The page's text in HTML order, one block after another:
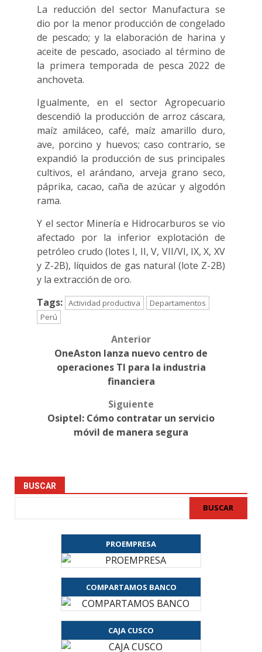
La reducción del sector Manufactura se
dio por la menor producción de congelado
de pescado; y la elaboración de harina y
aceite de pescado, asociado al término de
la primera temporada de pesca 2022 de
anchoveta.
Igualmente, en el sector Agropecuario
descendió la producción de arroz cáscara,
maíz amiláceo, café, maíz amarillo duro,
ave, porcino y huevos; caso contrario, se
expandió la producción de sus principales
cultivos, el arándano, arveja grano seco,
páprika, cacao, caña de azúcar y algodón
rama.
Y el sector Minería e Hidrocarburos se vio
afectado por la inferior explotación de
petróleo crudo (lotes I, II, V, VII/VI, IX, X, XV
y Z-2B), líquidos de gas natural (lote Z-2B)
y la extracción de oro.
Tags: Actividad productiva
Departamentos
Perú
navigation
Anterior
OneAston lanza nuevo centro de
operaciones TI para la industria
financiera
Siguiente
Osiptel: Cómo contratar un servicio
móvil de manera segura
BUSCAR
BUSCAR
PROEMPRESA
COMPARTAMOS BANCO
CAJA CUSCO